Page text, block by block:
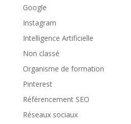
Google
Instagram
Intelligence Artificielle
Non classé
Organisme de formation
Pinterest
Référencement SEO
Réseaux sociaux